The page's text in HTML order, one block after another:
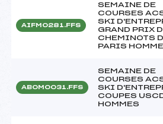
AIFM0281.FFS
SEMAINE DE
COURSES
SKI
GRAND PRIX
CHEMINOTS
PARIS
ABOM0031.FFS
SEMAINE DE
COURSES
SKI
COUPES
HOMMES